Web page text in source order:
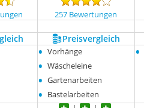
257 Bewertungen
Preis­vergleich
• Vorhänge
• Wäscheleine
• Gartenarbeiten
• Bastelarbeiten
•